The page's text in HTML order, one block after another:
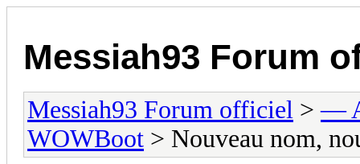
Messiah93 Forum
Messiah93 Forum officiel >—
WOWBoot > Nouveau nom,